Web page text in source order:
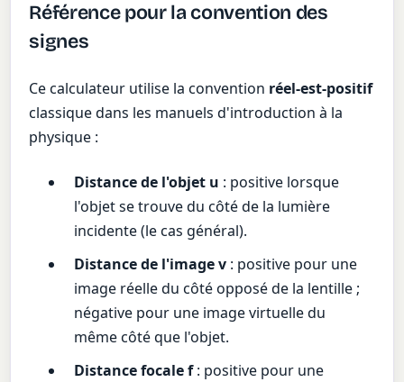
Référence pour la convention des
signes
Ce calculateur utilise la convention réel-est-positif
classique dans les manuels d'introduction à la
physique :
Distance de l'objet u : positive lorsque
l'objet se trouve du côté de la lumière
incidente (le cas général).
Distance de l'image v : positive pour une
image réelle du côté opposé de la lentille ;
négative pour une image virtuelle du
même côté que l'objet.
Distance focale f: positive pour une